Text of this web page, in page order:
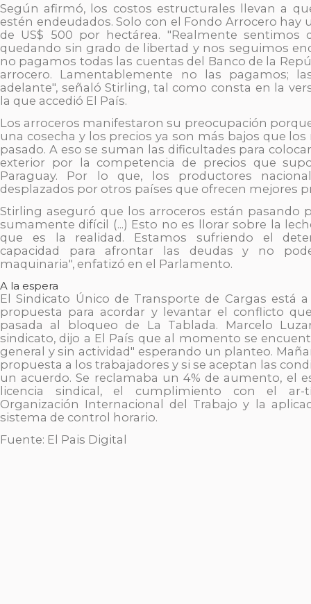
Según afirmó, los costos estructurales llevan a
estén endeudados. Solo con el Fondo Arrocero hay
de US$ 500 por hectárea. "Realmente sentimos
quedando sin grado de libertad y nos seguimos
no pagamos todas las cuentas del Banco de la
arrocero. Lamentablemente no las pagamos;
adelante", señaló Stirling, tal como consta en la
la que accedió El País.
Los arroceros manifestaron su preocupación
una cosecha y los precios ya son más bajos que
pasado. A eso se suman las dificultades para
exterior por la competencia de precios que
Paraguay. Por lo que, los productores
desplazados por otros países que ofrecen mejores
Stirling aseguró que los arroceros están pasando
sumamente difícil (...) Esto no es llorar sobre la
que es la realidad. Estamos sufriendo el
capacidad para afrontar las deudas y no
maquinaria", enfatizó en el Parlamento.
A la espera
El Sindicato Único de Transporte de Cargas está
propuesta para acordar y levantar el conflicto
pasada al bloqueo de La Tablada. Marcelo
sindicato, dijo a El País que al momento se
general y sin actividad" esperando un planteo.
propuesta a los trabajadores y si se aceptan las
un acuerdo. Se reclamaba un 4% de aumento, el
licencia sindical, el cumplimiento con el
Organización Internacional del Trabajo y la
sistema de control horario.
Fuente: El Pais Digital